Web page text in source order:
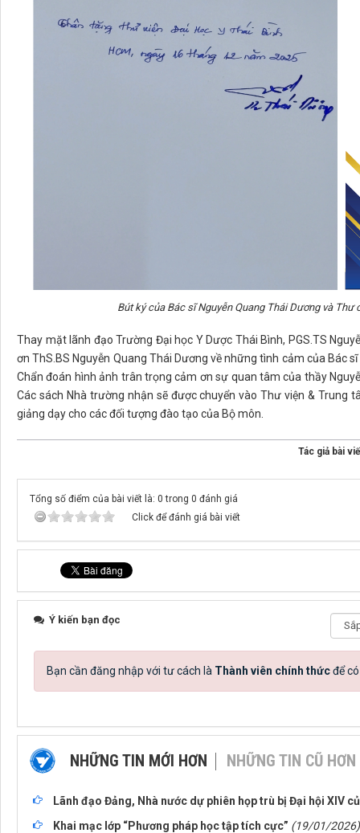
Bút ký của Bác sĩ Nguyễn Quang Thái Dương và Thư
Thay mặt lãnh đạo Trường Đại học Y Dược Thái Bình, PGS.TS
ơn ThS.BS Nguyễn Quang Thái Dương về những tình cảm của Bác
Chẩn đoán hình ảnh trân trọng cảm ơn sự quan tâm của thầy
Các sách Nhà trường nhận sẽ được chuyển vào Thư viện & Trung
giảng dạy cho các đối tượng đào tạo của Bộ môn.
Tác giả bài
Tổng số điểm của bài viết là: 0 trong 0 đánh giá
Click để đánh giá bài viết
Ý kiến bạn đọc
Bạn cần đăng nhập với tư cách là Thành viên chính thứcđể
NHỮNG TIN MỚI HƠN NHỮNG TIN CŨ HƠN
Lãnh đạo Đảng, Nhà nước dự phiên họp trù bị Đại hội XIV
Khai mạc lớp “Phương pháp học tập tích cực” (19/01/2026)